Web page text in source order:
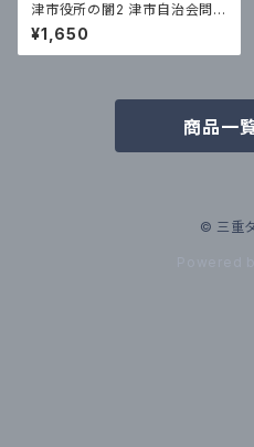
津市役所の闇2 津市自治会問題
のそれから
¥1,650
商品一
© 三重